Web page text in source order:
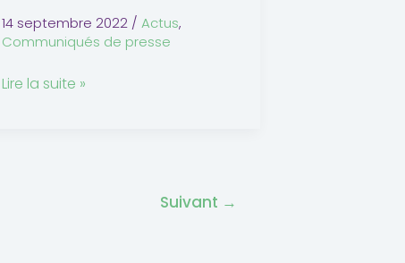
14 septembre 2022 / Actus,
Communiqués de presse
Lire la suite »
Suivant →